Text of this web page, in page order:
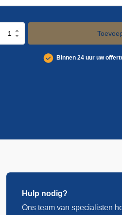
Handschoenen
Binnen 24 uur uw
Hulp nodig?
Ons team van specialisten